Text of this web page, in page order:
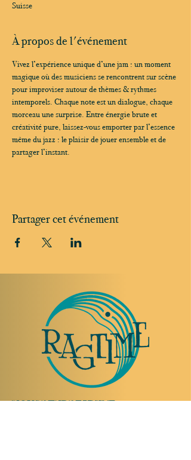
Suisse
À propos de l'événement
Vivez l’expérience unique d’une jam : un moment
magique où des musiciens se rencontrent sur scène
pour improviser autour de thèmes & rythmes
intemporels. Chaque note est un dialogue, chaque
morceau une surprise. Entre énergie brute et
créativité pure, laissez-vous emporter par l’essence
même du jazz : le plaisir de jouer ensemble et de
partager l’instant.
Partager cet événement
NOUS RENDRE VISITE